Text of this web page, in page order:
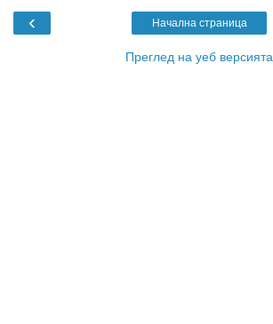
‹ Начална страница
Преглед на уеб версията